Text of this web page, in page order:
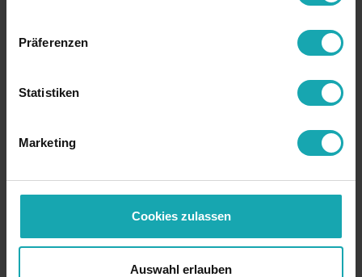
Präferenzen
Statistiken
Marketing
Cookies zulassen
Auswahl erlauben
RoHS
ancienne
référence
1620239-XXX